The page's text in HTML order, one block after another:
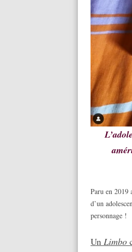
Paru en
d’un
personnage !
Un Limbo